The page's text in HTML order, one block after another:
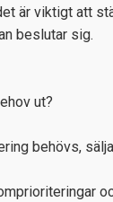
är viktigt att
beslutar sig.
ut?
behövs,